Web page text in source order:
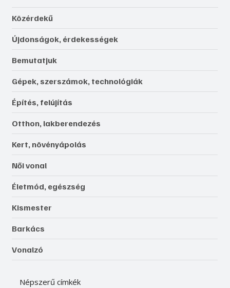
Közérdekű
Újdonságok, érdekességek
Bemutatjuk
Gépek, szerszámok, technológiák
Építés, felújítás
Otthon, lakberendezés
Kert, növényápolás
Női vonal
Életmód, egészség
Kismester
Barkács
Vonalzó
Népszerű címkék